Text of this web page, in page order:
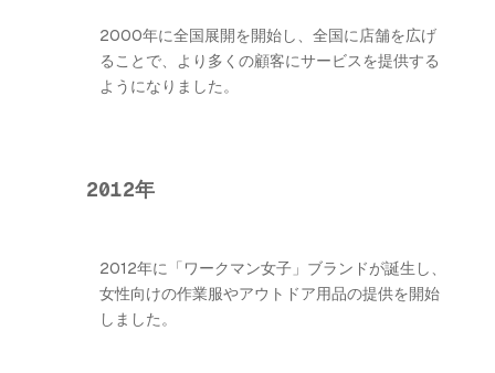
2000年に全国展開を開始し、全国に店舗を広げ
ることで、より多くの顧客にサービスを提供する
ようになりました。
2012年
2012年に「ワークマン女子」ブランドが誕生し、
女性向けの作業服やアウトドア用品の提供を開始
しました。